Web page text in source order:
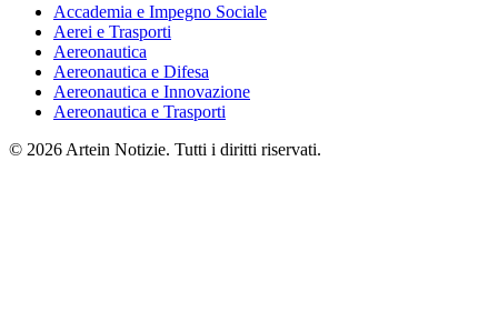
Accademia e Impegno Sociale
Aerei e Trasporti
Aereonautica
Aereonautica e Difesa
Aereonautica e Innovazione
Aereonautica e Trasporti
© 2026 Artein Notizie. Tutti i diritti riservati.